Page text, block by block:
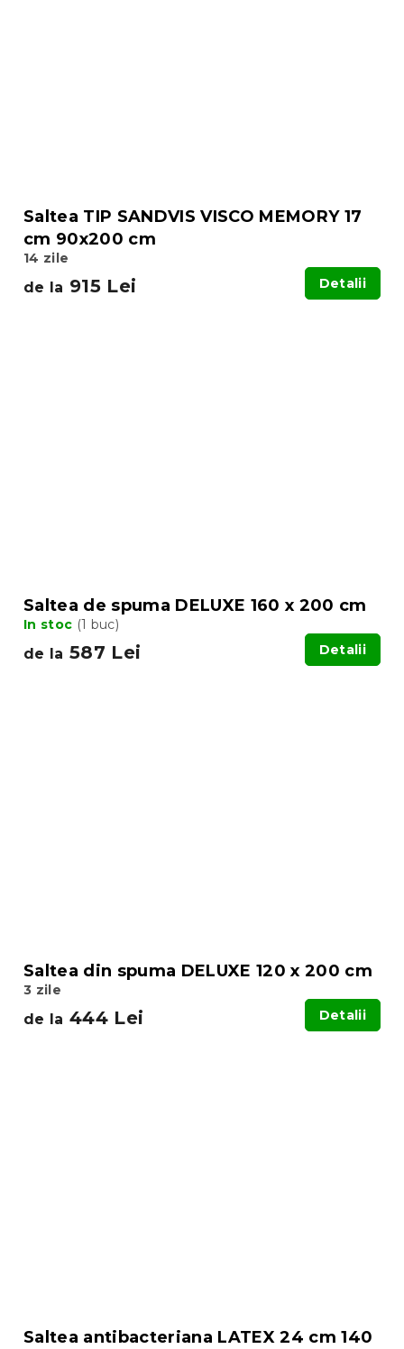
Saltea TIP SANDVIS VISCO MEMORY 17
cm 90x200 cm
14 zile
de la 915 Lei Detalii
Saltea de spuma DELUXE 160 x 200 cm
In stoc (1 buc)
de la 587 Lei Detalii
Saltea din spuma DELUXE 120 x 200 cm
3 zile
de la 444 Lei Detalii
Saltea antibacteriana LATEX 24 cm 140